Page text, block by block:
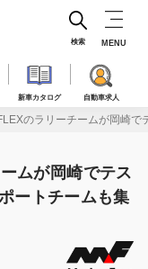
新車カタログ 自動車求人
検索 MENU
のラリーチームが岡崎
ムが岡崎でテス
ートチームも集